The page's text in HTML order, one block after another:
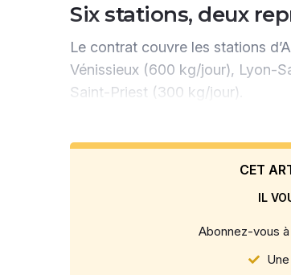
Six stations, deux
Le contrat couvre les stations
Vénissieux (600 kg/jour), Lyon-
Saint-Priest (300 kg/jour).
CET
IL
Abonnez-vous à